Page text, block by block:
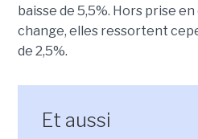
baisse de 5,5%. Hors prise
change, elles ressortent
de 2,5%.
Et aussi